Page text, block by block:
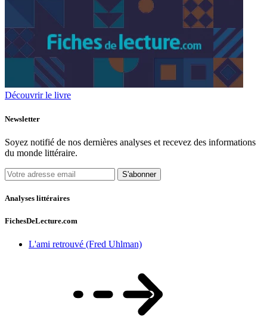
Découvrir le livre
Newsletter
Soyez notifié de nos dernières analyses et recevez des informations
du monde littéraire.
S'abonner
Analyses littéraires
FichesDeLecture.com
L'ami retrouvé (Fred Uhlman)